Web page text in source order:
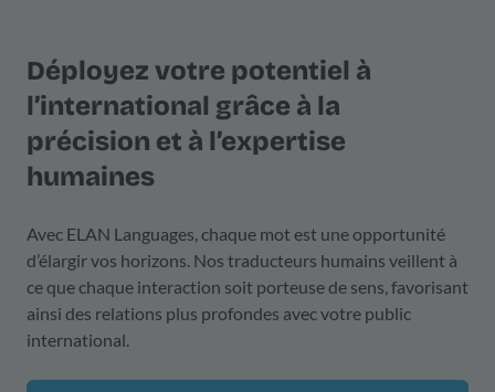
Déployez votre potentiel à
l’international grâce à la
précision et à l’expertise
humaines
Avec ELAN Languages, chaque mot est une opportunité
d’élargir vos horizons. Nos traducteurs humains veillent à
ce que chaque interaction soit porteuse de sens, favorisant
ainsi des relations plus profondes avec votre public
international.